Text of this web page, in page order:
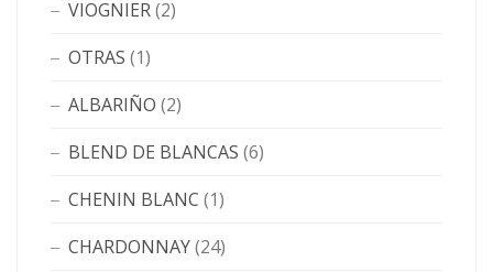
VIOGNIER(2)
OTRAS (1)
ALBARIÑO (2)
BLEND DE BLANCAS (6)
CHENIN BLANC (1)
CHARDONNAY(24)